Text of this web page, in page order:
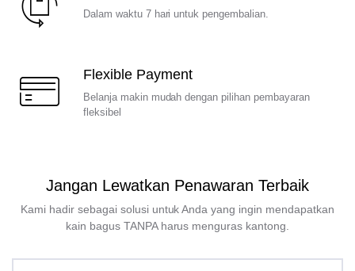
Dalam waktu 7 hari untuk pengembalian.
Flexible Payment
Belanja makin mudah dengan pilihan pembayaran
fleksibel
Jangan Lewatkan Penawaran Terbaik
Kami hadir sebagai solusi untuk Anda yang ingin mendapatkan
kain bagus TANPA harus menguras kantong.